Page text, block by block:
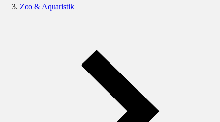
Zoo & Aquaristik